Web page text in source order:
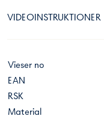
VIDEOINSTRUKTIONER
Vieser no
EAN
RSK
Material